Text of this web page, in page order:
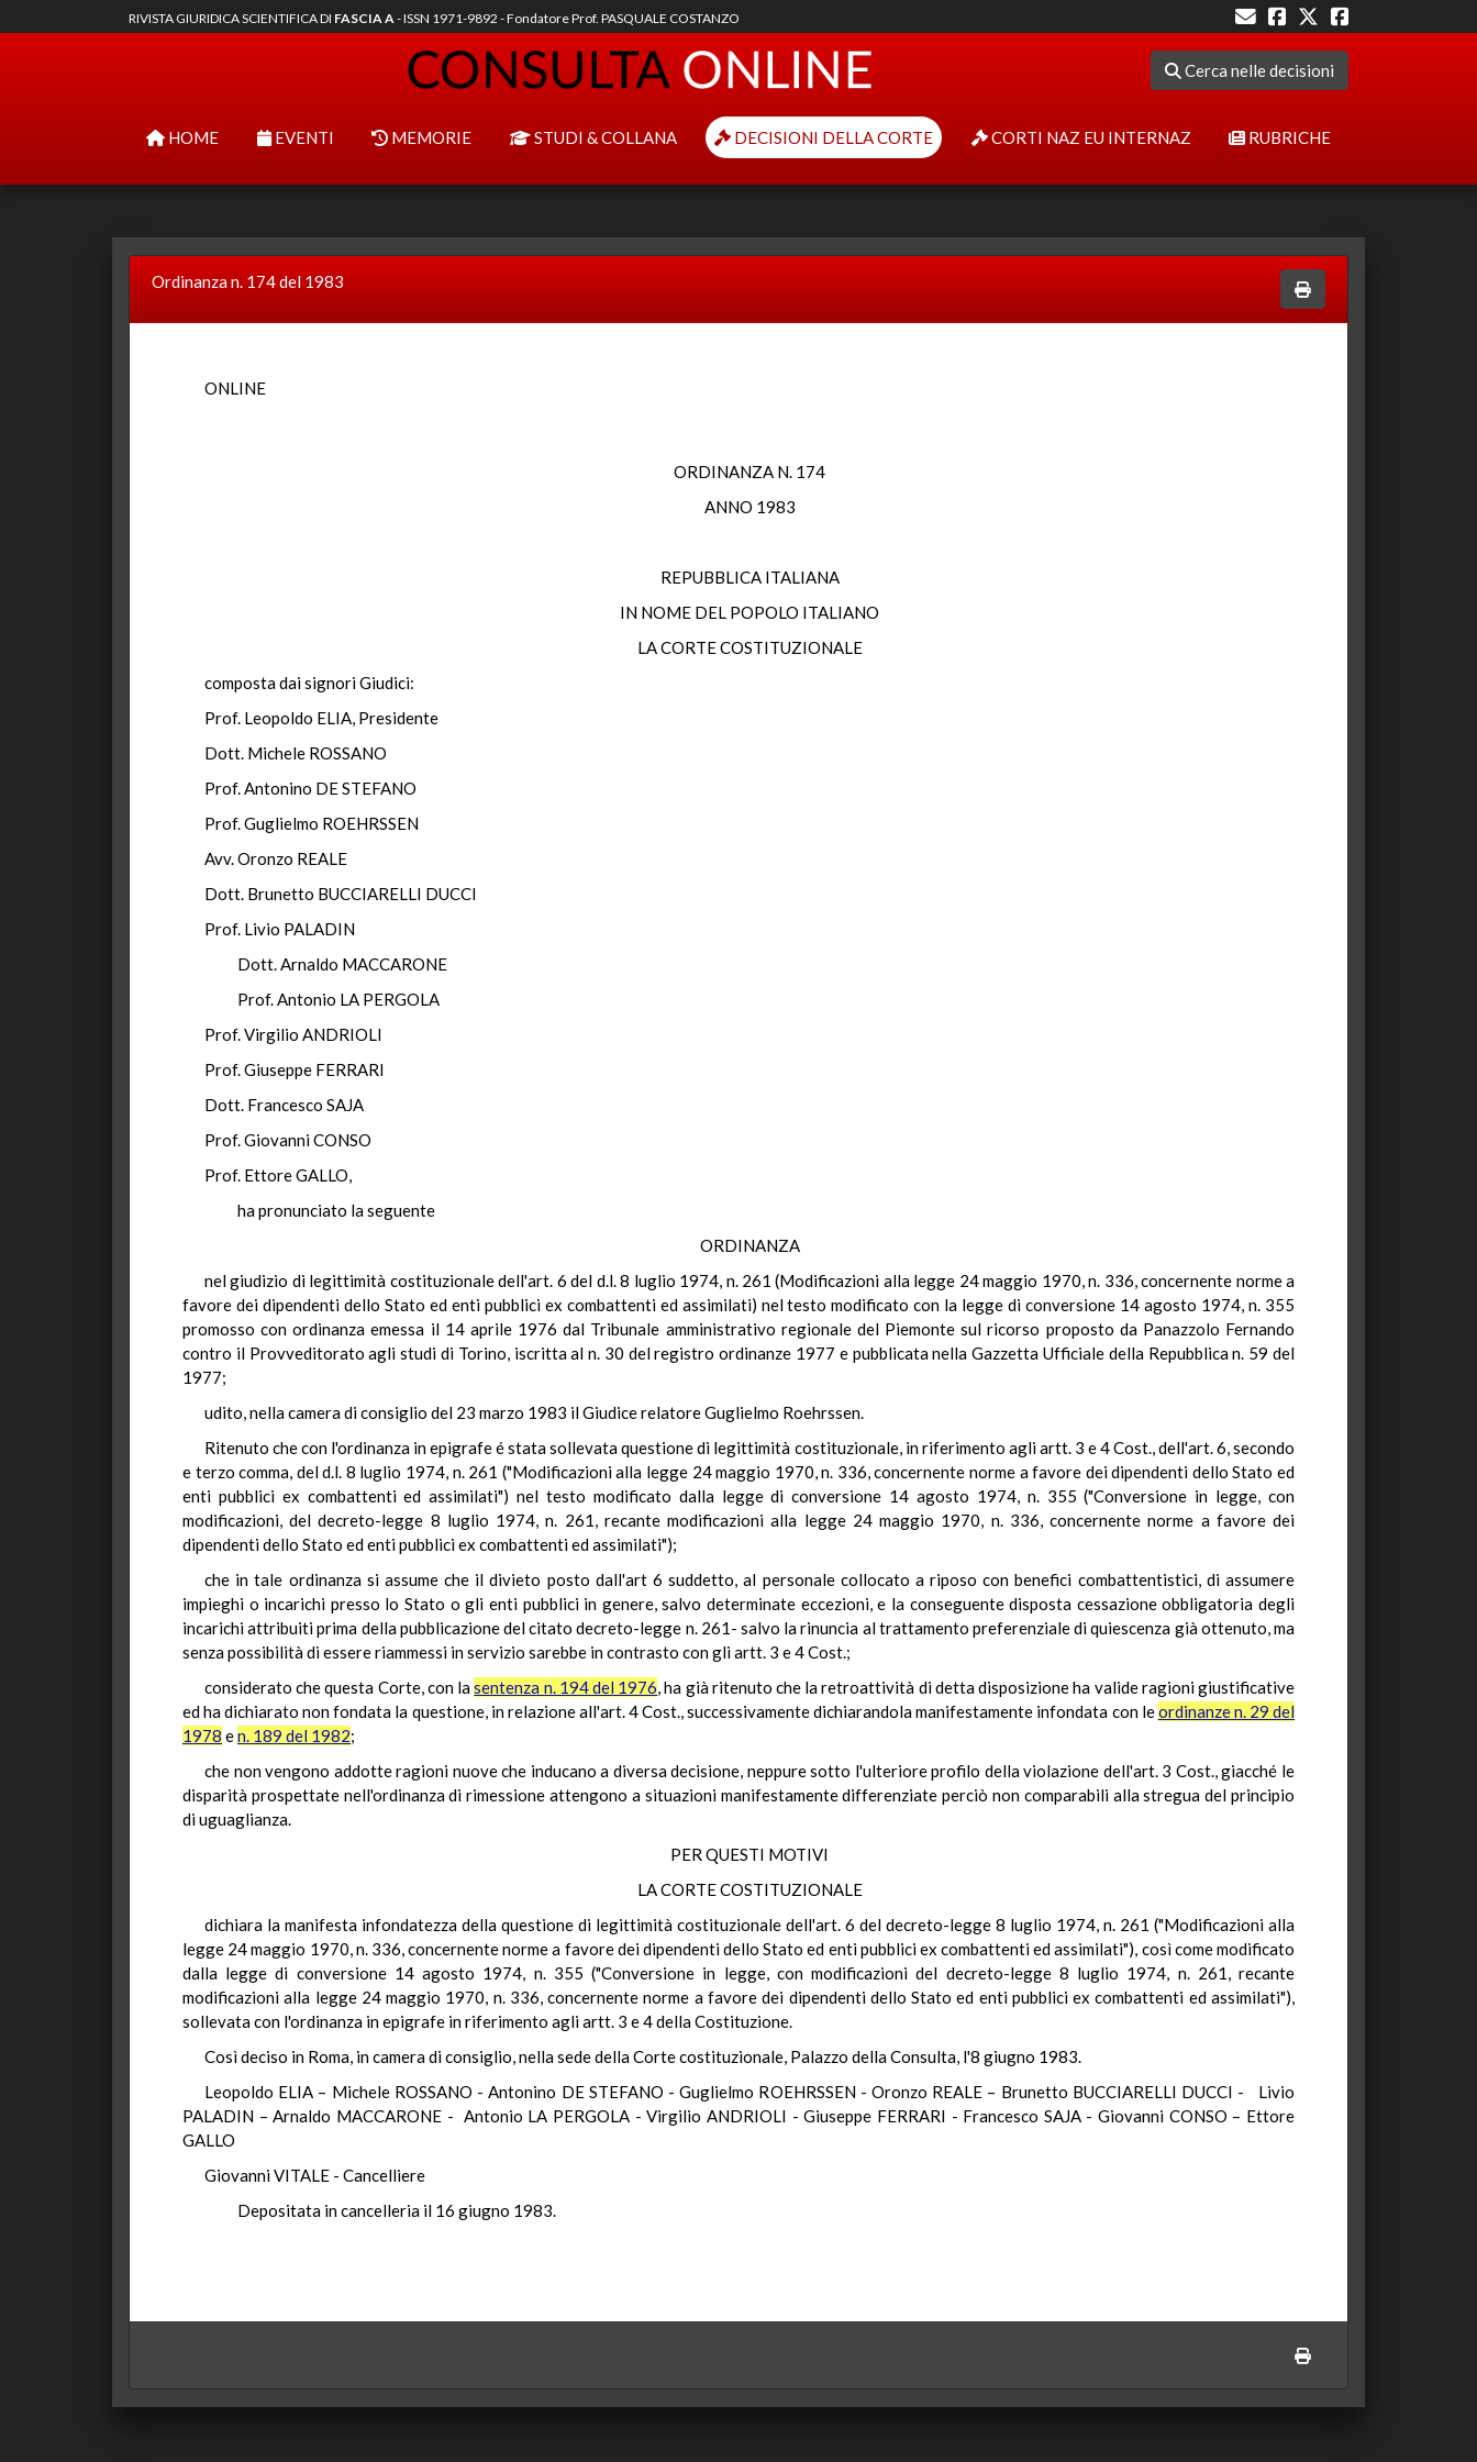
RIVISTA GIURIDICA SCIENTIFICA DI FASCIA A- ISSN 1971-9892 - Fondatore Prof. PASQUALE COSTANZO
Cerca nelle decisioni
HOME EVENTI MEMORIE STUDI & COLLANA DECISIONI DELLA CORTE CORTI NAZ EU INTERNAZ RUBRICHE
Ordinanza n. 174 del 1983
ONLINE
ORDINANZA N. 174
ANNO 1983
REPUBBLICA ITALIANA
IN NOME DEL POPOLO ITALIANO
LA CORTE COSTITUZIONALE
composta dai signori Giudici:
Prof. Leopoldo ELIA, Presidente
Dott. Michele ROSSANO
Prof. Antonino DE STEFANO
Prof. Guglielmo ROEHRSSEN
Avv. Oronzo REALE
Dott. Brunetto BUCCIARELLI DUCCI
Prof. Livio PALADIN
Dott. Arnaldo MACCARONE
Prof. Antonio LA PERGOLA
Prof. Virgilio ANDRIOLI
Prof. Giuseppe FERRARI
Dott. Francesco SAJA
Prof. Giovanni CONSO
Prof. Ettore GALLO,
ha pronunciato la seguente
ORDINANZA
nel giudizio di legittimità costituzionale dell'art. 6 del d.l. 8 luglio 1974, n. 261 (Modificazioni alla legge 24 maggio 1970, n. 336, concernente norme a
favore dei dipendenti dello Stato ed enti pubblici ex combattenti ed assimilati) nel testo modificato con la legge di conversione 14 agosto 1974, n. 355
promosso con ordinanza emessa il 14 aprile 1976 dal Tribunale amministrativo regionale del Piemonte sul ricorso proposto da Panazzolo Fernando
contro il Provveditorato agli studi di Torino, iscritta al n. 30 del registro ordinanze 1977 e pubblicata nella Gazzetta Ufficiale della Repubblica n. 59 del
1977;
udito, nella camera di consiglio del 23 marzo 1983 il Giudice relatore Guglielmo Roehrssen.
Ritenuto che con l'ordinanza in epigrafe é stata sollevata questione di legittimità costituzionale, in riferimento agli artt. 3 e 4 Cost., dell'art. 6, secondo
e terzo comma, del d.l. 8 luglio 1974, n. 261 ("Modificazioni alla legge 24 maggio 1970, n. 336, concernente norme a favore dei dipendenti dello Stato ed
enti pubblici ex combattenti ed assimilati") nel testo modificato dalla legge di conversione 14 agosto 1974, n. 355 ("Conversione in legge, con
modificazioni, del decreto-legge 8 luglio 1974, n. 261, recante modificazioni alla legge 24 maggio 1970, n. 336, concernente norme a favore dei
dipendenti dello Stato ed enti pubblici ex combattenti ed assimilati");
che in tale ordinanza si assume che il divieto posto dall'art 6 suddetto, al personale collocato a riposo con benefici combattentistici, di assumere
impieghi o incarichi presso lo Stato o gli enti pubblici in genere, salvo determinate eccezioni, e la conseguente disposta cessazione obbligatoria degli
incarichi attribuiti prima della pubblicazione del citato decreto-legge n. 261- salvo la rinuncia al trattamento preferenziale di quiescenza già ottenuto, ma
senza possibilità di essere riammessi in servizio sarebbe in contrasto con gli artt. 3 e 4 Cost.;
considerato che questa Corte, con lasentenza n. 194 del 1976, ha già ritenuto che la retroattività di detta disposizione ha valide ragioni giustificative
ed ha dichiarato non fondata la questione, in relazione all'art. 4 Cost., successivamente dichiarandola manifestamente infondata con leordinanze n. 29 del
1978 en. 189 del 1982;
che non vengono addotte ragioni nuove che inducano a diversa decisione, neppure sotto l'ulteriore profilo della violazione dell'art. 3 Cost., giacché le
disparità prospettate nell'ordinanza di rimessione attengono a situazioni manifestamente differenziate perciò non comparabili alla stregua del principio
di uguaglianza.
PER QUESTI MOTIVI
LA CORTE COSTITUZIONALE
dichiara la manifesta infondatezza della questione di legittimità costituzionale dell'art. 6 del decreto-legge 8 luglio 1974, n. 261 ("Modificazioni alla
legge 24 maggio 1970, n. 336, concernente norme a favore dei dipendenti dello Stato ed enti pubblici ex combattenti ed assimilati"), così come modificato
dalla legge di conversione 14 agosto 1974, n. 355 ("Conversione in legge, con modificazioni del decreto-legge 8 luglio 1974, n. 261, recante
modificazioni alla legge 24 maggio 1970, n. 336, concernente norme a favore dei dipendenti dello Stato ed enti pubblici ex combattenti ed assimilati"),
sollevata con l'ordinanza in epigrafe in riferimento agli artt. 3 e 4 della Costituzione.
Così deciso in Roma, in camera di consiglio, nella sede della Corte costituzionale, Palazzo della Consulta, l'8 giugno 1983.
Leopoldo ELIA – Michele ROSSANO - Antonino DE STEFANO - Guglielmo ROEHRSSEN - Oronzo REALE – Brunetto BUCCIARELLI DUCCI - Livio
PALADIN – Arnaldo MACCARONE - Antonio LA PERGOLA - Virgilio ANDRIOLI - Giuseppe FERRARI - Francesco SAJA - Giovanni CONSO – Ettore
GALLO
Giovanni VITALE - Cancelliere
Depositata in cancelleria il 16 giugno 1983.